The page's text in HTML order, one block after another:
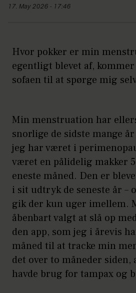
17. May 2026 - 17:46
Hvor pokker er min
egentligt blevet af,
sofaen til at spørge mig
Min menstruation har
snorlige de sidste mange
jeg har været i
været en pålidelig makker
eneste måned. Den er
i sit udtryk de seneste år –
gik der kun uger imellem.
åbenbart valgt at slå op
den app, som jeg i årevis
måned til at tracke min
det over to måneder siden,
havde brug for tampax og